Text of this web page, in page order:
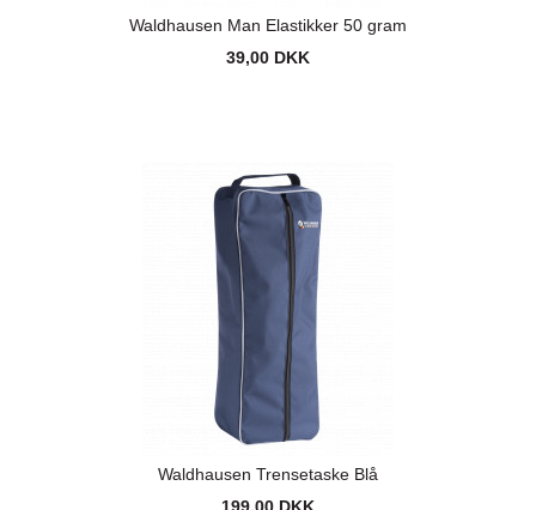
Waldhausen Man Elastikker 50 gram
39,00 DKK
Waldhausen Trensetaske Blå